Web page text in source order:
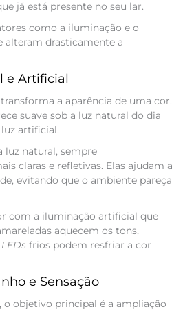
já está presente no seu lar.
como a iluminação e o
alteram drasticamente a
e Artificial
a aparência de uma cor.
suave sob a luz natural do dia
artificial.
luz natural, sempre
claras e refletivas. Elas ajudam a
evitando que o ambiente pareça
com a iluminação artificial que
aquecem os tons,
LEDsfrios podem resfriar a cor
e Sensação
o objetivo principal é a ampliação